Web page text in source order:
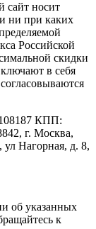
сайт носит
ни при каких
Российской
скидки
в себя
КПП:
г. Москва,
ул Нагорная, д. 8,
об указанных
к